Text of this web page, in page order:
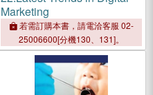
Marketing
若需訂購本書，請電洽客服 02-
25006600[分機130、131]。